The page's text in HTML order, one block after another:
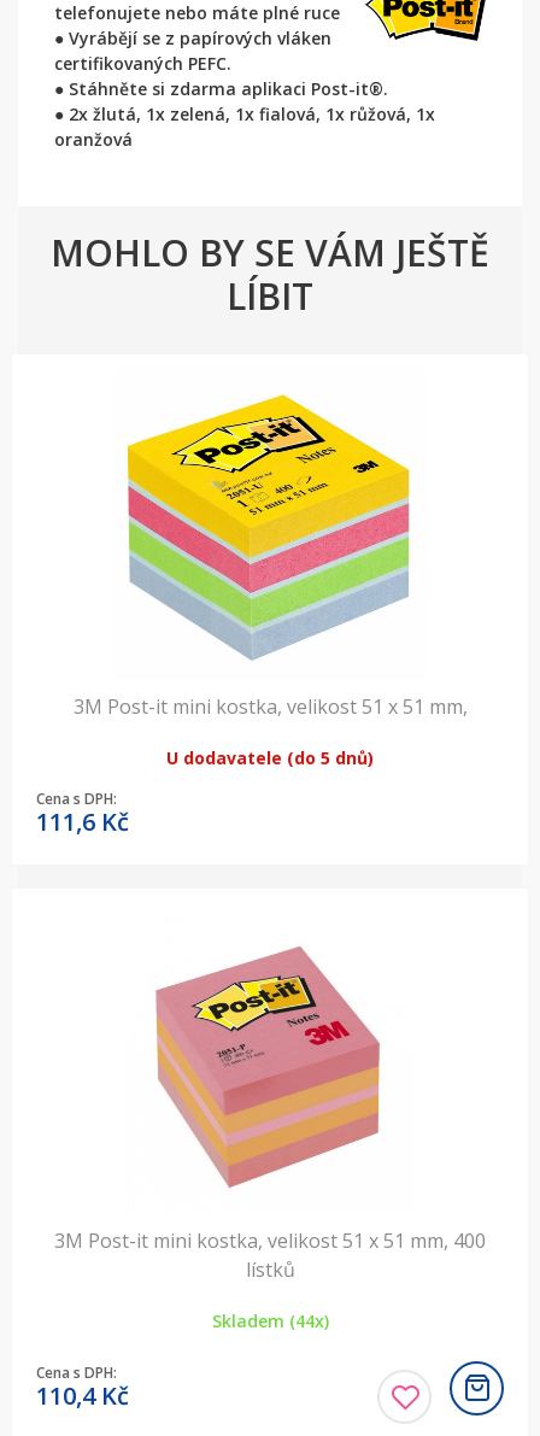
telefonujete nebo máte plné ruce
● Vyrábějí se z papírových vláken
certifikovaných PEFC.
● Stáhněte si zdarma aplikaci Post-it®.
● 2x žlutá, 1x zelená, 1x fialová, 1x růžová, 1x
oranžová
MOHLO BY SE VÁM JEŠTĚ
LÍBIT
3M Post-it mini kostka, velikost 51 x 51 mm,
U dodavatele (do 5 dnů)
Cena s DPH:
111,6 Kč
3M Post-it mini kostka, velikost 51 x 51 mm, 400
lístků
Skladem (44x)
Cena s DPH:
110,4 Kč